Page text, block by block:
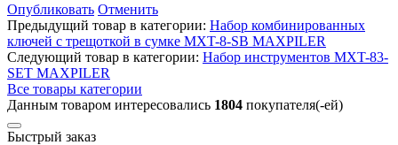
Опубликовать Отменить
Предыдущий товар в категории: Набор комбинированных
ключей с трещоткой в сумке MXT-8-SB MAXPILER
Следующий товар в категории: Набор инструментов MXT-83-
SET MAXPILER
Все товары категории
Данным товаром интересовались 1804 покупателя(-ей)
Быстрый заказ